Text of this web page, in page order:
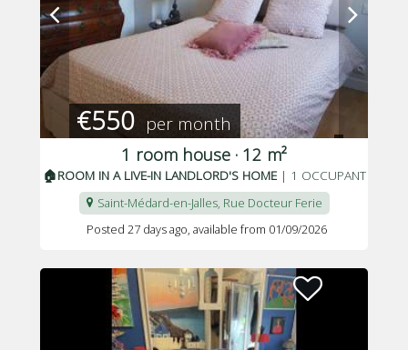
€550 per month
1 room house · 12 m²
🏠ROOM IN A LIVE-IN LANDLORD'S HOME| 1 OCCUPANT
Saint-Médard-en-Jalles, Rue Docteur Ferie
Posted 27 days ago , available from 01/09/2026